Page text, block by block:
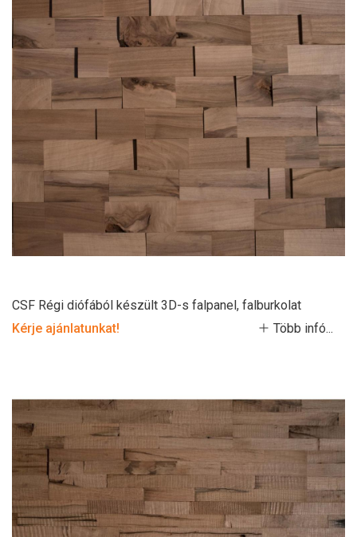
CSF Régi diófából készült 3D-s falpanel, falburkolat
Kérje ajánlatunkat!
Több infó...